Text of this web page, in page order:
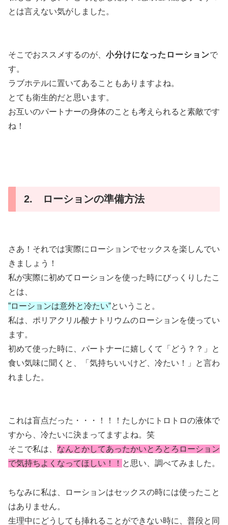
とは言えない気がしました。
そこでおススメするのが、 小分けになったローションで
す。
ラブホテルに置いてあることもありますよね。
とても衛生的だと思います。
お互いのパートナーの身体のことも考えられると素敵です
ね！
2. ローションの準備方法
さあ！それでは実際にローションでセックスを楽しんでい
きましょう！
私が実際に初めてローションを使った時にびっくりしたこ
とは、
”ローションは意外と冷たい”ということ。
私は、ポリアクリル酸ナトリウムのローションを使ってい
ます。
初めて使った時に、パートナーに嬉しくて「どう？？」と
食い気味に聞くと、「気持ちいいけど、冷たい！」と言わ
れました。
これは盲点だった・・・！！！たしかにトロトロの液体で
すから、冷たいに決まってますよね。笑
そこで私は、 なんとかしてあったかいとろとろローション
で気持ちよくなってほしい！！ と思い、調べてみました。
ちなみに私は、ローションはセックスの時には使ったこと
はありません。
生理中にどうしても挿れることができない時に、普段と同